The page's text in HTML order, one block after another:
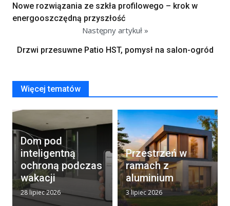
Nowe rozwiązania ze szkła profilowego – krok w
energooszczędną przyszłość
Następny artykuł »
Drzwi przesuwne Patio HST, pomysł na salon-ogród
Więcej tematów
Dom pod
inteligentną
ochroną podczas
wakacji
28 lipiec 2026
Przestrzeń w
ramach z
aluminium
3 lipiec 2026